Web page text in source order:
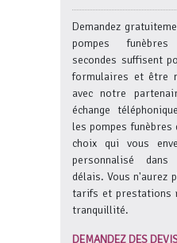
Demandez
pompes
secondes suffisent
formulaires et être
avec notre
échange
les pompes funèbres
choix qui vous
personnalisé
délais. Vous n'aurez
tarifs et prestations
tranquillité.
DEMANDEZ DES